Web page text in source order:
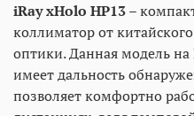
iRay xHolo HP13–
коллиматор от
оптики. Данная модель
имеет дальность
позволяет комфортно